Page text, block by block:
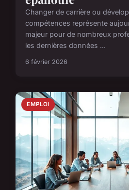
Changer de carrière ou
compétences représente
majeur pour de nombreux
les dernières données ...
6 février 2026
EMPLOI